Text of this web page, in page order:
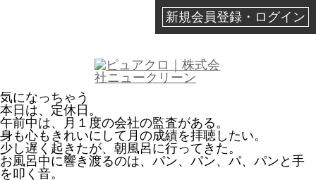
新規会員登録・ログイン
気になっちゃう
本日は、定休日。
午前中は、月１度の会社の監査がある。
身も心もきれいにして月の成績を拝聴したい。
少し遅く起きたが、朝風呂に行ってきた。
お風呂中に響き渡るのは、パン、パン、パ、パンと手
を叩く音。